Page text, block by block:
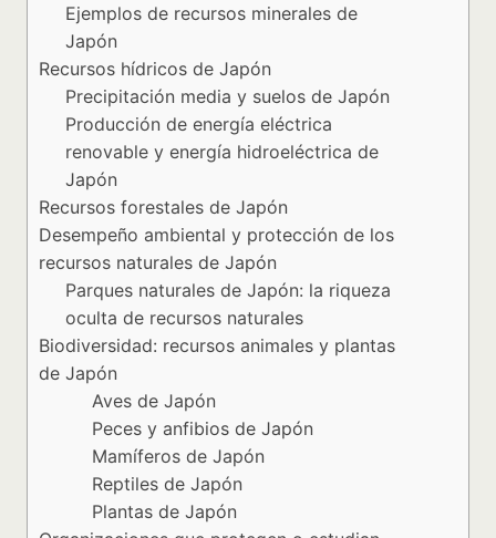
Ejemplos de recursos minerales de
Japón
Recursos hídricos de Japón
Precipitación media y suelos de Japón
Producción de energía eléctrica
renovable y energía hidroeléctrica de
Japón
Recursos forestales de Japón
Desempeño ambiental y protección de los
recursos naturales de Japón
Parques naturales de Japón: la riqueza
oculta de recursos naturales
Biodiversidad: recursos animales y plantas
de Japón
Aves de Japón
Peces y anfibios de Japón
Mamíferos de Japón
Reptiles de Japón
Plantas de Japón